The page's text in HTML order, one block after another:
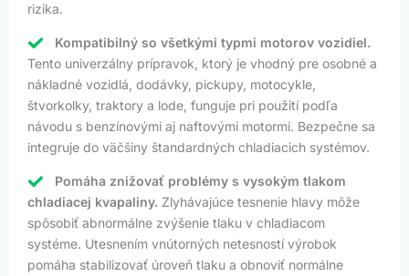
rizika.
Kompatibilný so všetkými typmi motorov vozidiel.
Tento univerzálny prípravok, ktorý je vhodný pre osobné a
nákladné vozidlá, dodávky, pickupy, motocykle,
štvorkolky, traktory a lode, funguje pri použití podľa
návodu s benzínovými aj naftovými motormi. Bezpečne sa
integruje do väčšiny štandardných chladiacich systémov.
Pomáha znižovať problémy s vysokým tlakom
chladiacej kvapaliny. Zlyhávajúce tesnenie hlavy môže
spôsobiť abnormálne zvýšenie tlaku v chladiacom
systéme. Utesnením vnútorných netesností výrobok
pomáha stabilizovať úroveň tlaku a obnoviť normálne